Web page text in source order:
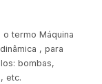
termo Máquina
, para
bombas,
etc.